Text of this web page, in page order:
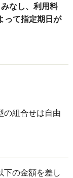
なし、利用料
って指定期日が
の組合せは自由
下の金額を差し